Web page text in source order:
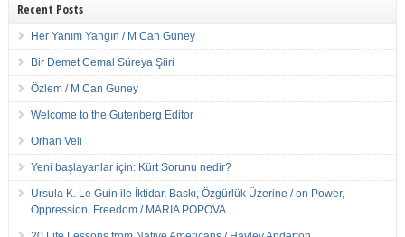
Recent Posts
Her Yanım Yangın / M Can Guney
Bir Demet Cemal Süreya Şiiri
Özlem / M Can Guney
Welcome to the Gutenberg Editor
Orhan Veli
Yeni başlayanlar için: Kürt Sorunu nedir?
Ursula K. Le Guin ile İktidar, Baskı, Özgürlük Üzerine / on Power,
Oppression, Freedom / MARIA POPOVA